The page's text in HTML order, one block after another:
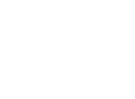
Daily